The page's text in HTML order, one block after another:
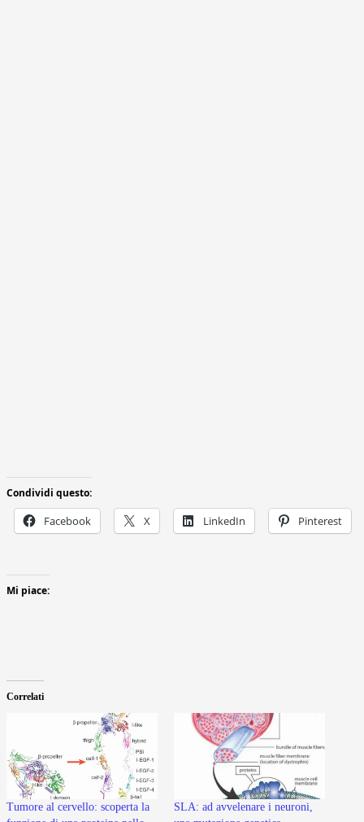
Condividi questo:
Facebook X LinkedIn Pinterest
Mi piace:
Correlati
Tumore al cervello: scoperta la
SLA: ad avvelenare i neuroni,